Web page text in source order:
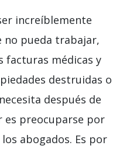
increíblemente
no pueda trabajar,
facturas médicas y
destruidas o
después de
es preocuparse por
abogados. Es por